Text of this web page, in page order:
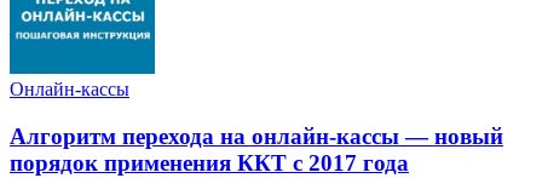
Онлайн-кассы
Алгоритм перехода на онлайн-кассы — новый
порядок применения ККТ с 2017 года